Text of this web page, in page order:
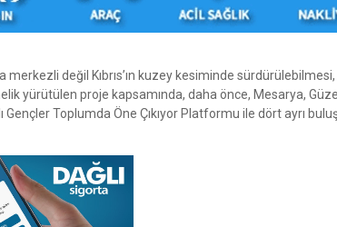
değil Kıbrıs’ın kuzey kesiminde
yürütülen proje kapsamında, daha önce, Mesarya,
Toplumda Öne Çıkıyor Platformu ile dört ayrı